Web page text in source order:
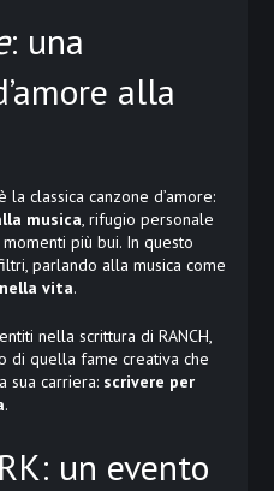
: una
alla
classica canzone d’amore:
musica, rifugio personale
più bui. In questo
parlando alla musica come
vita.
nella scrittura di RANCH,
di quella fame creativa che
sua carriera: scrivere per
.
un evento